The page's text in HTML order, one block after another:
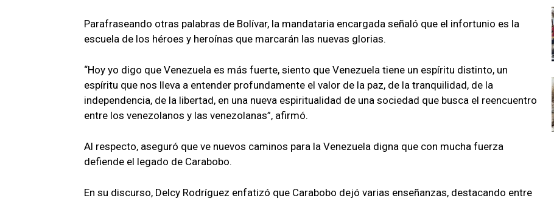
Parafraseando otras palabras de Bolívar, la mandataria encargada señaló que el infortunio es la
escuela de los héroes y heroínas que marcarán las nuevas glorias.
“Hoy yo digo que Venezuela es más fuerte, siento que Venezuela tiene un espíritu distinto, un
espíritu que nos lleva a entender profundamente el valor de la paz, de la tranquilidad, de la
independencia, de la libertad, en una nueva espiritualidad de una sociedad que busca el reencuentro
entre los venezolanos y las venezolanas”, afirmó.
Al respecto, aseguró que ve nuevos caminos para la Venezuela digna que con mucha fuerza
defiende el legado de Carabobo.
En su discurso, Delcy Rodríguez enfatizó que Carabobo dejó varias enseñanzas, destacando entre